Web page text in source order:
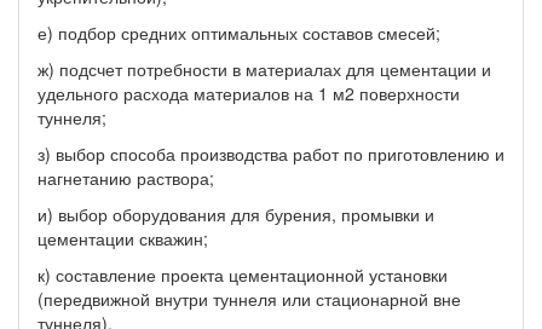
е) подбор средних оптимальных составов смесей;
ж) подсчет потребности в материалах для цементации и
удельного расхода материалов на 1 м2 поверхности
туннеля;
з) выбор способа производства работ по приготовлению и
нагнетанию раствора;
и) выбор оборудования для бурения, промывки и
цементации скважин;
к) составление проекта цементационной установки
(передвижной внутри туннеля или стационарной вне
туннеля).